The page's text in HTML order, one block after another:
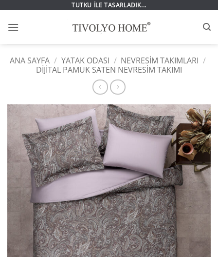
TUTKU İLE TASARLADIK...
ANA SAYFA / YATAK ODASI / NEVRESIM TAKIMLARI /
DIJITAL PAMUK SATEN NEVRESIM TAKIMI